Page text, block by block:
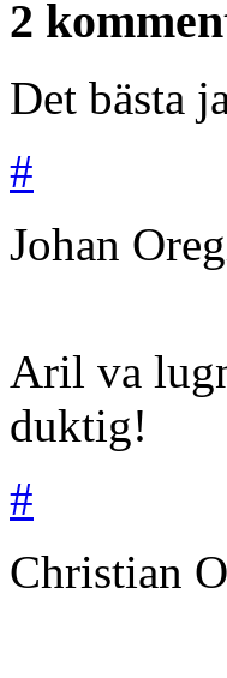
2
Det bästa
#
Johan
Aril va
duktig!
#
Christian